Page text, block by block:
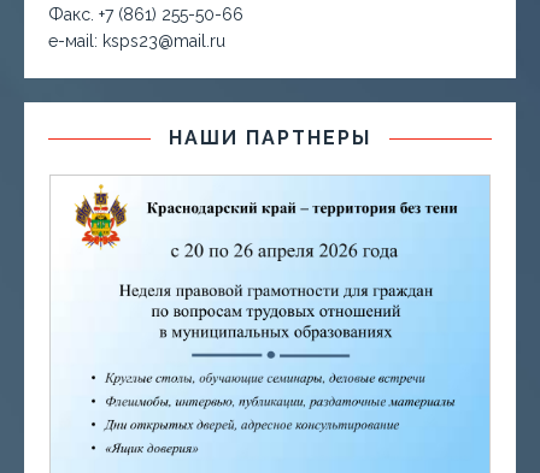
Факс. +7 (861) 255-50-66
е-маil: ksps23@mail.ru
НАШИ ПАРТНЕРЫ